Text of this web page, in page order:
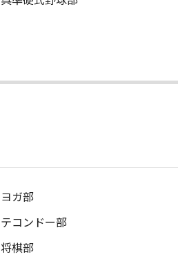
ヨガ部
テコンドー部
将棋部